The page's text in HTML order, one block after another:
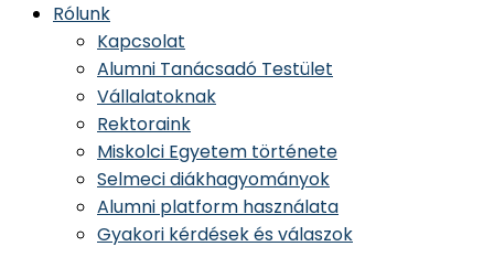
Rólunk
Kapcsolat
Alumni Tanácsadó Testület
Vállalatoknak
Rektoraink
Miskolci Egyetem története
Selmeci diákhagyományok
Alumni platform használata
Gyakori kérdések és válaszok